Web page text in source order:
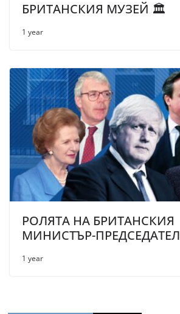
БРИТАНСКИЯ МУЗЕЙ 🏛️
1 year
РОЛЯТА НА БРИТАНСКИЯ
МИНИСТЪР-ПРЕДСЕДАТЕЛ
1 year